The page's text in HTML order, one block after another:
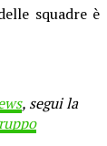
squadre è
, segui la